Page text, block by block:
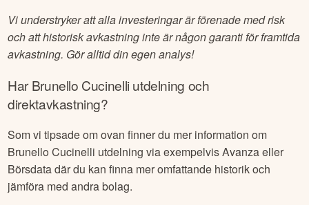
Vi understryker att alla investeringar är förenade med risk
och att historisk avkastning inte är någon garanti för framtida
avkastning. Gör alltid din egen analys!
HarBrunello Cucinelliutdelning och
direktavkastning?
Som vi tipsade om ovan finner du mer information om
Brunello Cucinelli utdelning via exempelvis Avanza eller
Börsdata där du kan finna mer omfattande historik och
jämföra med andra bolag.